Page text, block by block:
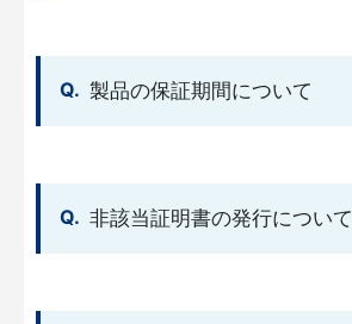
製品の保証期間について
非該当証明書の発行について